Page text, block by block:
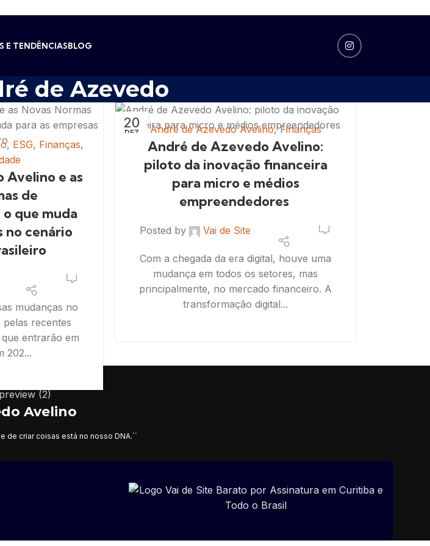
E TENDÊNCIASBLOG
de Azevedo
, ESG, Finanças,
e as
de
que muda
no cenário
mudanças no
recentes
entrarão em
202...
20
DEZ André de Azevedo Avelino,Finanças
André de Azevedo Avelino:
piloto da inovação financeira
para micro e médios
empreendedores
Posted by Vai de Site
Com a chegada da era digital, houve uma
mudança em todos os setores, mas
principalmente, no mercado financeiro. A
transformação digital...
Avelino
de criar coisas está no nosso DNA.``